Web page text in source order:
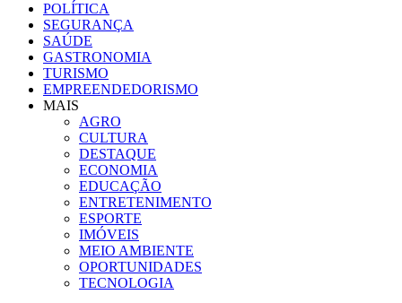
POLÍTICA
SEGURANÇA
SAÚDE
GASTRONOMIA
TURISMO
EMPREENDEDORISMO
MAIS
AGRO
CULTURA
DESTAQUE
ECONOMIA
EDUCAÇÃO
ENTRETENIMENTO
ESPORTE
IMÓVEIS
MEIO AMBIENTE
OPORTUNIDADES
TECNOLOGIA